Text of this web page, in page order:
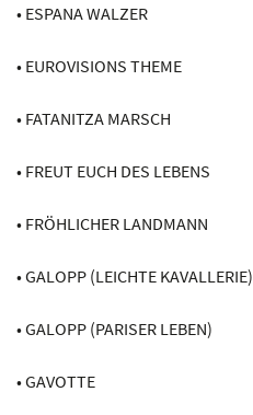
• ESPANA WALZER
• EUROVISIONS THEME
• FATANITZA MARSCH
• FREUT EUCH DES LEBENS
• FRÖHLICHER LANDMANN
• GALOPP (LEICHTE KAVALLERIE)
• GALOPP (PARISER LEBEN)
• GAVOTTE